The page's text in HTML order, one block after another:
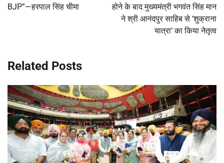
BJP”—हरपाल सिंह चीमा
होने के बाद मुख्यमंत्री भगवंत सिंह मान
ने श्री आनंदपुर साहिब से ‘शुक्राना
यात्रा’ का किया नेतृत्व
Related Posts